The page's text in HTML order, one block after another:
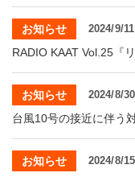
お知らせ 2024/9/11
RADIO KAAT Vol.25『
お知らせ 2024/8/30
台風10号の接近に伴う
お知らせ 2024/8/15